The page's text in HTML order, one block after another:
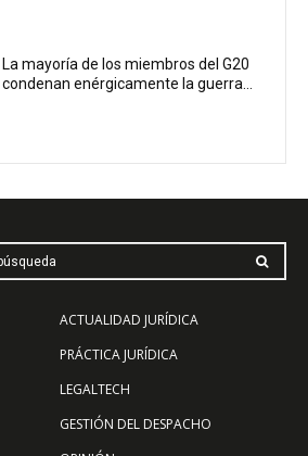
La mayoría de los miembros del G20
condenan enérgicamente la guerra...
ACTUALIDAD JURÍDICA
PRÁCTICA JURÍDICA
LEGALTECH
GESTIÓN DEL DESPACHO